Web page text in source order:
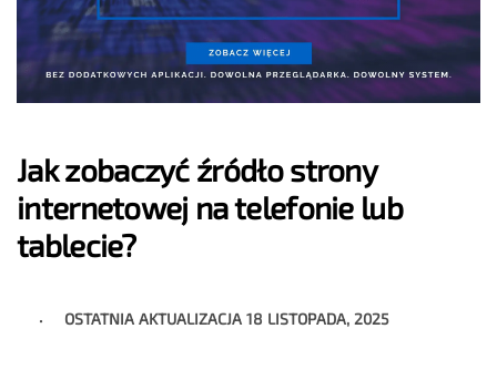
Jak zobaczyć źródło strony
internetowej na telefonie lub
tablecie?
OSTATNIA AKTUALIZACJA18 LISTOPADA, 2025